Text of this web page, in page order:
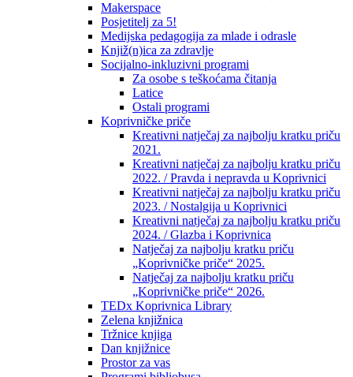
Makerspace
Posjetitelj za 5!
Medijska pedagogija za mlade i odrasle
Knjiž(n)ica za zdravlje
Socijalno-inkluzivni programi
Za osobe s teškoćama čitanja
Latice
Ostali programi
Koprivničke priče
Kreativni natječaj za najbolju kratku priču
2021.
Kreativni natječaj za najbolju kratku priču
2022. / Pravda i nepravda u Koprivnici
Kreativni natječaj za najbolju kratku priču
2023. / Nostalgija u Koprivnici
Kreativni natječaj za najbolju kratku priču
2024. / Glazba i Koprivnica
Natječaj za najbolju kratku priču
„Koprivničke priče“ 2025.
Natječaj za najbolju kratku priču
„Koprivničke priče“ 2026.
TEDx Koprivnica Library
Zelena knjižnica
Tržnice knjiga
Dan knjižnice
Prostor za vas